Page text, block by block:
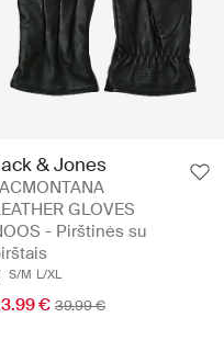
& Jones
GLOVES
- Pirštinės su
S/M L/XL
€ 39.99 €